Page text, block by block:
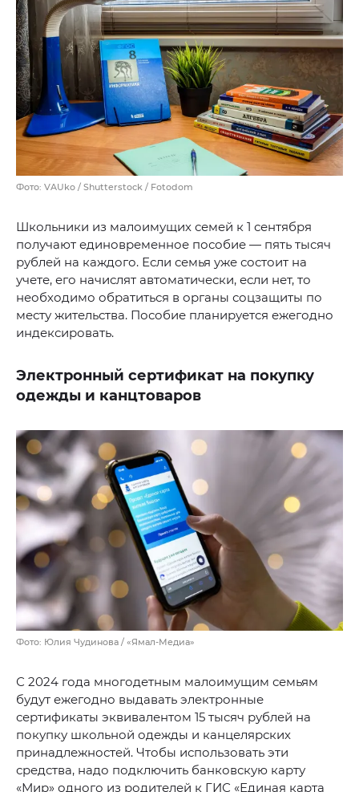
Фото: VAUko / Shutterstock / Fotodom
Школьники из малоимущих семей к 1 сентября
получают единовременное пособие — пять тысяч
рублей на каждого. Если семья уже состоит на
учете, его начислят автоматически, если нет, то
необходимо обратиться в органы соцзащиты по
месту жительства. Пособие планируется ежегодно
индексировать.
Электронный сертификат на покупку
одежды и канцтоваров
Фото: Юлия Чудинова / «Ямал-Медиа»
С 2024 года многодетным малоимущим семьям
будут ежегодно выдавать электронные
сертификаты эквивалентом 15 тысяч рублей на
покупку школьной одежды и канцелярских
принадлежностей. Чтобы использовать эти
средства, надо подключить банковскую карту
«Мир» одного из родителей к ГИС «Единая карта